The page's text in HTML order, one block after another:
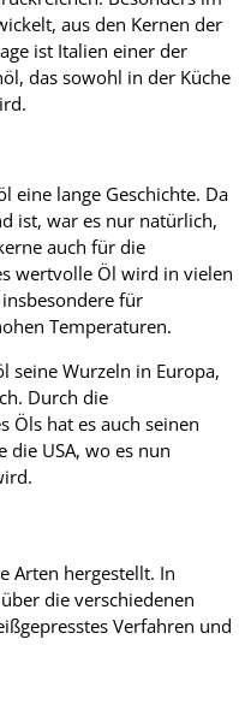
aus den Kernen der
ist Italien einer der
das sowohl in der Küche
eine lange Geschichte. Da
ist, war es nur natürlich,
auch für die
wertvolle Öl wird in vielen
für
Temperaturen.
seine Wurzeln in Europa,
Durch die
Öls hat es auch seinen
die USA, wo es nun
Arten hergestellt. In
die verschiedenen
Verfahren und